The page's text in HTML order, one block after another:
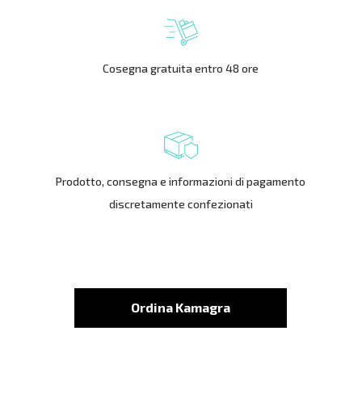
Cosegna gratuita entro 48 ore
Prodotto, consegna e informazioni di pagamento
discretamente confezionati
Ordina Kamagra